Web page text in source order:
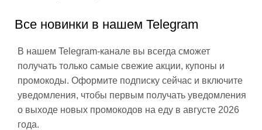
Все новинки в нашем Telegram
В нашем Telegram-канале вы всегда сможет
получать только самые свежие акции, купоны и
промокоды. Оформите подписку сейчас и включите
уведомления, чтобы первым получать уведомления
о выходе новых промокодов на еду в августе 2026
года.